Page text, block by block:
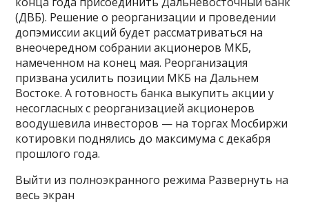
(ДВБ). Решение о реорганизации и проведении
допэмиссии акций будет рассматриваться на
внеочередном собрании акционеров МКБ,
намеченном на конец мая. Реорганизация
призвана усилить позиции МКБ на Дальнем
Востоке. А готовность банка выкупить акции у
несогласных с реорганизацией акционеров
воодушевила инвесторов — на торгах Мосбиржи
котировки поднялись до максимума с декабря
прошлого года.
Выйти из полноэкранного режима Развернуть на
весь экран